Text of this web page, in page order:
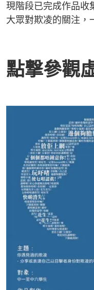
現階段已完成作品收
大眾對欺凌的關注，
點撃參觀